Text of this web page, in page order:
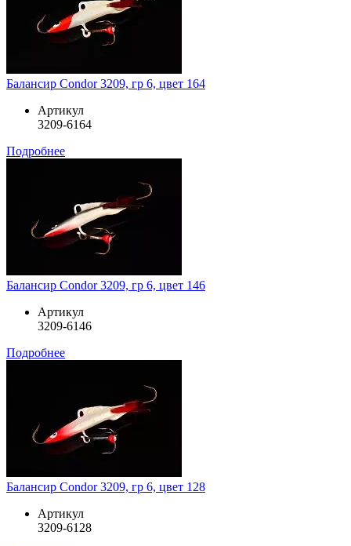
Балансир Condor 3209, гр 6, цвет 164
Артикул
3209-6164
Подробнее
Балансир Condor 3209, гр 6, цвет 146
Артикул
3209-6146
Подробнее
Балансир Condor 3209, гр 6, цвет 128
Артикул
3209-6128